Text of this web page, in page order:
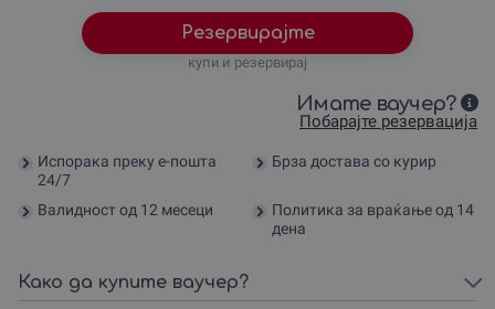
Резервирајте
купи и резервирај
Имате ваучер?
Побарајте резервација
Испорака преку е-пошта
24/7
Брза достава со курир
Валидност од 12 месеци
Политика за враќање од 14
дена
Како да купите ваучер?